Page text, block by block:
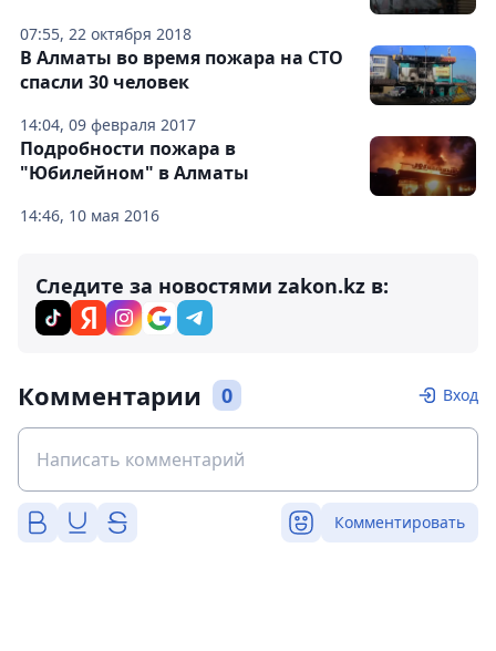
07:55, 22 октября 2018
14:04, 09 февраля 2017
В Алматы во время пожара на СТО
спасли 30 человек
14:46, 10 мая 2016
Подробности пожара в
"Юбилейном" в Алматы
Следите за новостями zakon.kz в:
Комментарии 0 Вход
Комментировать